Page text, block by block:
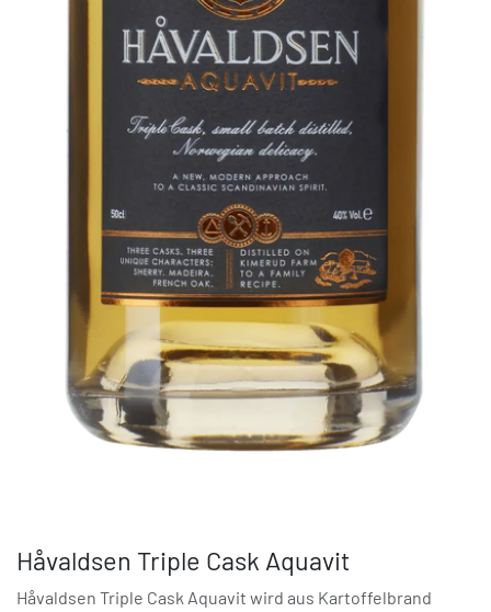
Håvaldsen Triple Cask Aquavit
Håvaldsen Triple Cask Aquavit wird aus Kartoffelbrand